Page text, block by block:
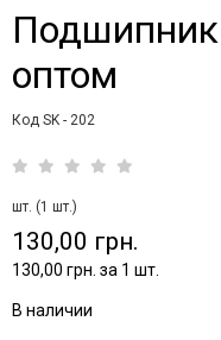
Подшипник
оптом
Код SK - 202
шт. (1 шт.)
130,00 грн.
130,00 грн. за 1 шт.
В наличии